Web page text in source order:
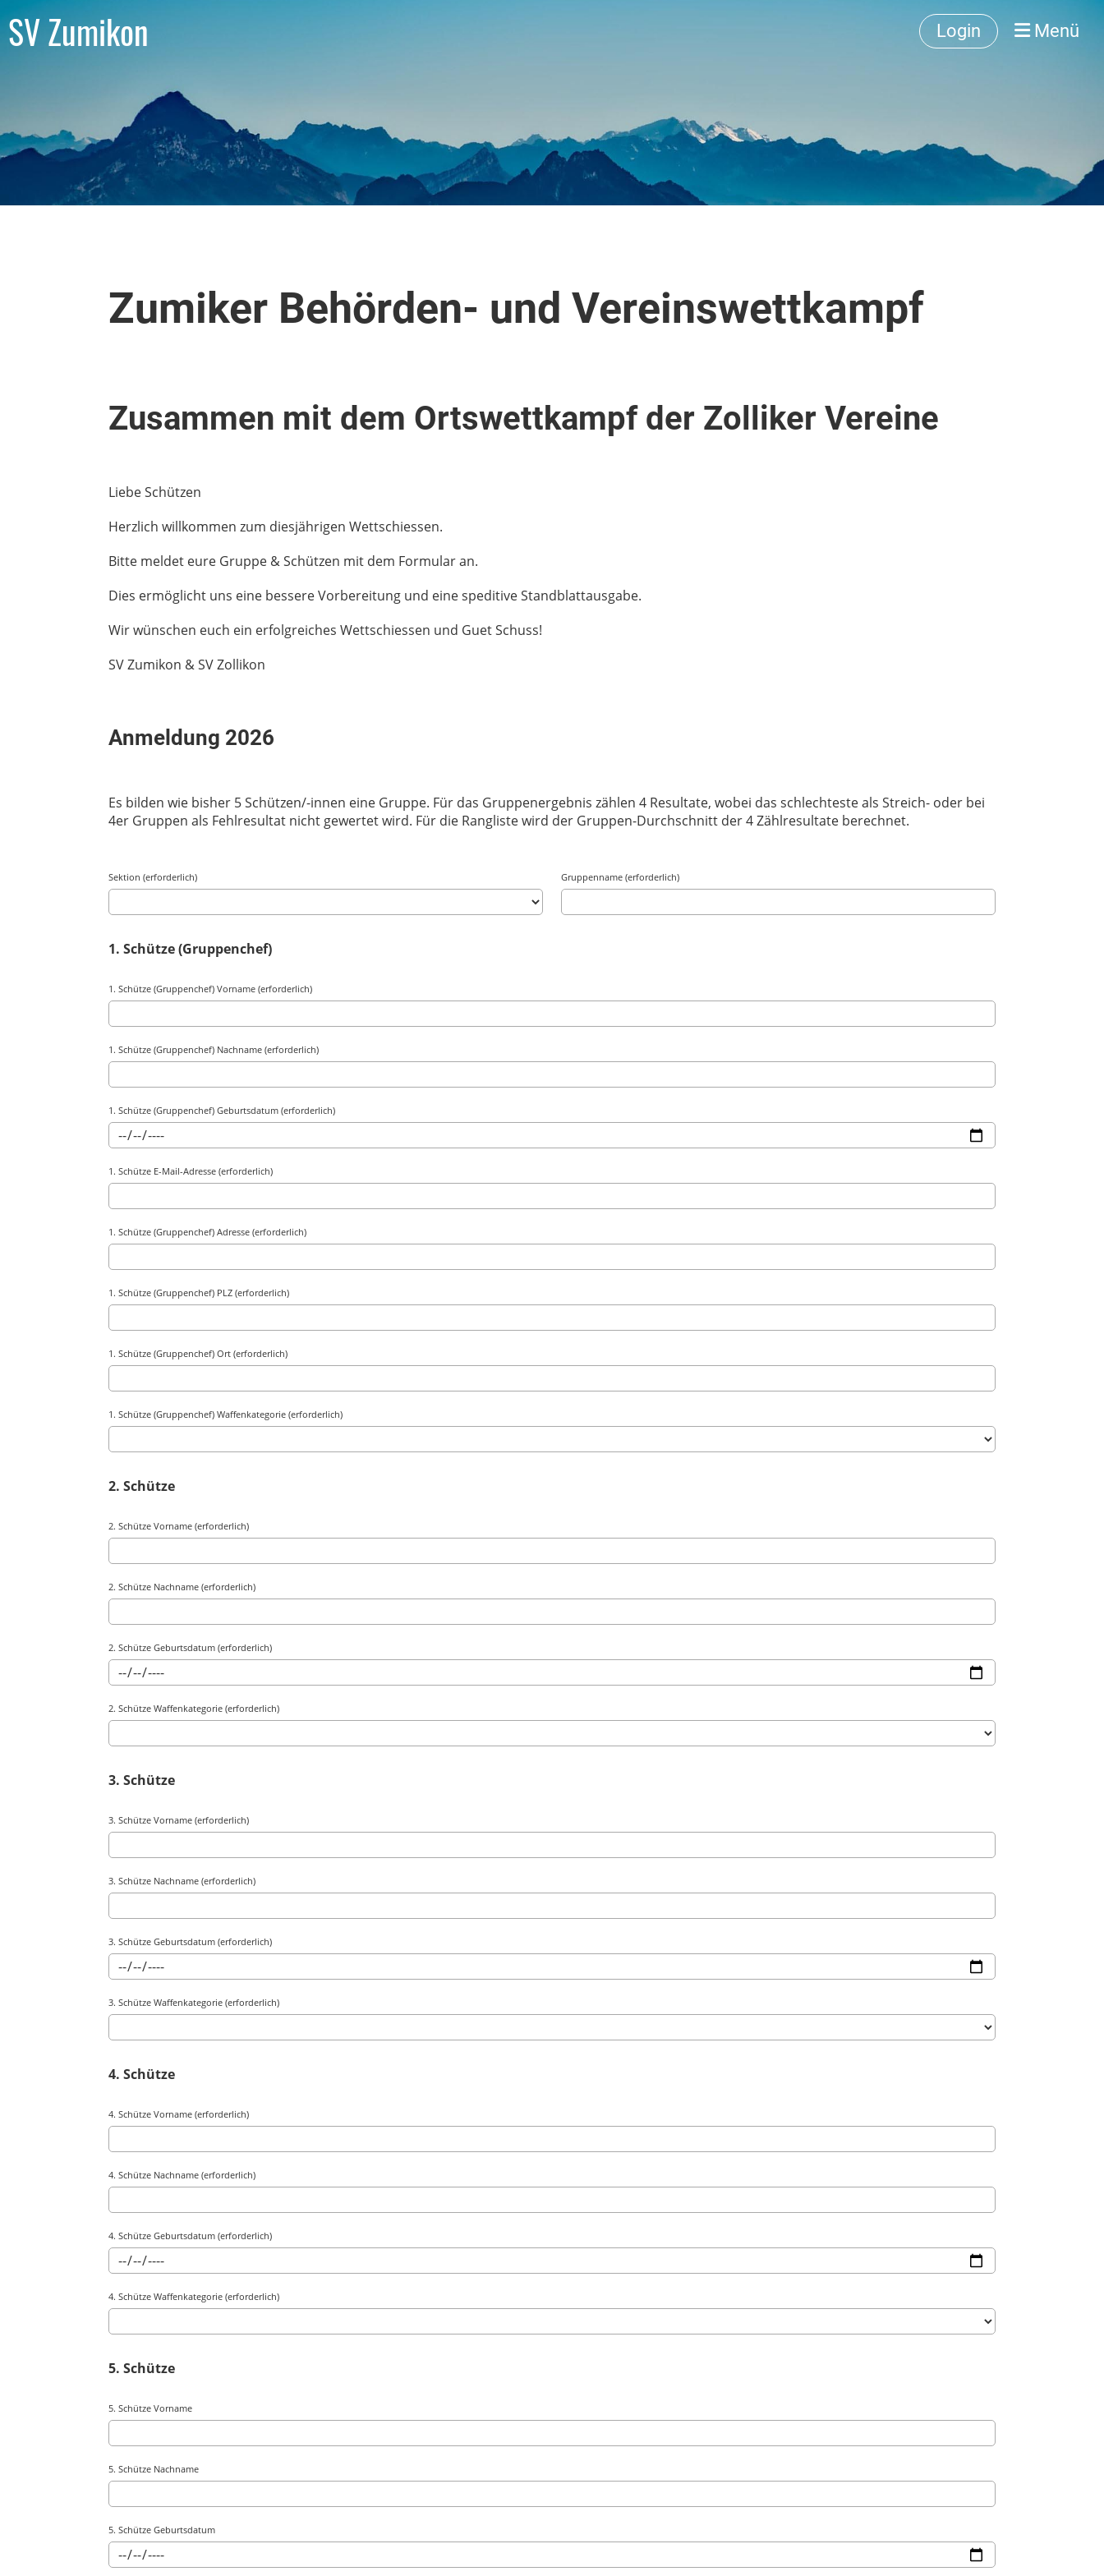
SV Zumikon Login Menü
Zumiker Behörden- und Vereinswettkampf
Zusammen mit dem Ortswettkampf der Zolliker Vereine
Liebe Schützen
Herzlich willkommen zum diesjährigen Wettschiessen.
Bitte meldet eure Gruppe & Schützen mit dem Formular an.
Dies ermöglicht uns eine bessere Vorbereitung und eine speditive Standblattausgabe.
Wir wünschen euch ein erfolgreiches Wettschiessen und Guet Schuss!
SV Zumikon & SV Zollikon
Anmeldung 2026
Es bilden wie bisher 5 Schützen/-innen eine Gruppe. Für das Gruppenergebnis zählen 4 Resultate, wobei das schlechteste als Streich- oder bei
4er Gruppen als Fehlresultat nicht gewertet wird. Für die Rangliste wird der Gruppen-Durchschnitt der 4 Zählresultate berechnet.
Sektion (erforderlich) Gruppenname (erforderlich)
1. Schütze (Gruppenchef)
1. Schütze (Gruppenchef) Vorname (erforderlich)
1. Schütze (Gruppenchef) Nachname (erforderlich)
1. Schütze (Gruppenchef) Ge­burts­da­tum (erforderlich)
1. Schütze E-Mail-Adresse (erforderlich)
1. Schütze (Gruppenchef) Adresse (erforderlich)
1. Schütze (Gruppenchef) PLZ (erforderlich)
1. Schütze (Gruppenchef) Ort (erforderlich)
1. Schütze (Gruppenchef) Waffenkategorie (erforderlich)
2. Schütze
2. Schütze Vorname (erforderlich)
2. Schütze Nachname (erforderlich)
2. Schütze Geburtsdatum (erforderlich)
2. Schütze Waffenkategorie (erforderlich)
3. Schütze
3. Schütze Vorname (erforderlich)
3. Schütze Nachname (erforderlich)
3. Schütze Geburtsdatum (erforderlich)
3. Schütze Waffenkategorie (erforderlich)
4. Schütze
4. Schütze Vorname (erforderlich)
4. Schütze Nachname (erforderlich)
4. Schütze Geburtsdatum (erforderlich)
4. Schütze Waffenkategorie (erforderlich)
5. Schütze
5. Schütze Vorname
5. Schütze Nachname
5. Schütze Geburtsdatum